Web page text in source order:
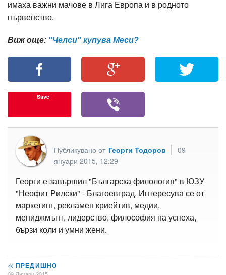
имаха важни мачове в Лига Европа и в родното
първенство.
Виж още: "Челси" купува Меси?
Save
Публикувано от Георги Тодоров
09
януари 2015, 12:29
Георги е завършил "Българска филология" в ЮЗУ
"Неофит Рилски" - Благоевград. Интересува се от
маркетинг, рекламен криейтив, медии,
мениджмънт, лидерство, философия на успеха,
бързи коли и умни жени.
<< ПРЕДИШНО